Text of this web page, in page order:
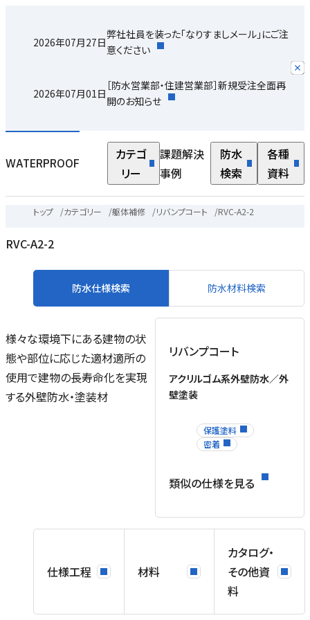
2026年07月27日
弊社社員を装った「なりすましメール」にご注
意ください
2026年07月01日
［防水営業部・住建営業部］新規受注全面再
開のお知らせ
WATERPROOF
カテゴ
リー
課題解決
事例
防水
検索
各種
資料
トップ /カテゴリー /躯体補修 /リバンプコート /RVC-A2-2
RVC-A2-2
防水仕様検索 防水材料検索
様々な環境下にある建物の状
態や部位に応じた適材適所の
使用で建物の長寿命化を実現
する外壁防水・塗装材
リバンプコート
アクリルゴム系外壁防水／外
壁塗装
保護塗料
密着
類似の仕様を見る
仕様工程 材料
カタログ・
その他資
料